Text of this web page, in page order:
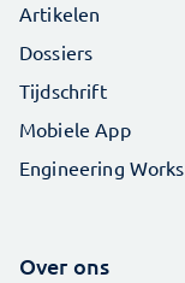
Artikelen
Dossiers
Tijdschrift
Mobiele App
Engineering Works
Over ons